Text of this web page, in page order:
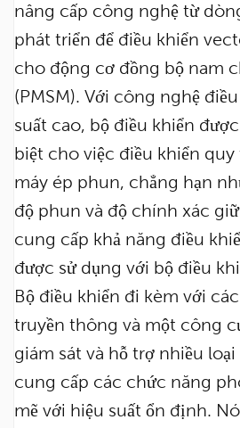
nâng cấp công nghệ từ
phát triển để điều khiển
cho động cơ đồng bộ nam
(PMSM). Với công nghệ
suất cao, bộ điều khiển
biệt cho việc điều khiển
máy ép phun, chẳng hạn
độ phun và độ chính xác
cung cấp khả năng điều
được sử dụng với bộ điều
Bộ điều khiển đi kèm với
truyền thông và một công
giám sát và hỗ trợ nhiều
cung cấp các chức năng
mẽ với hiệu suất ổn định.